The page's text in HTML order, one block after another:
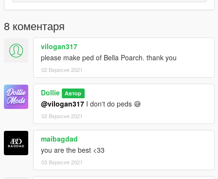
8 коментаря
vilogan317
please make ped of Bella Poarch. thank you
02 Вересня 2021
Dollie Автор
@vilogan317 I don't do peds 😅
02 Вересня 2021
maibagdad
you are the best <33
03 Вересня 2021